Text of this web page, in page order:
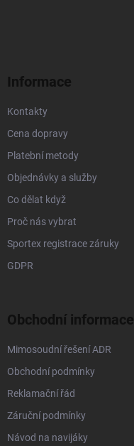
Informace
Kontakty
Cena dopravy
Platební metody
Objednávky a služby
Co dělat když
Proč nás vybrat
Sportex registrace záruky
GDPR
Obchodní informace
Mimosoudní řešení ADR
Obchodní podmínky
Reklamační řád
Záruční podmínky
Návod na navijáky